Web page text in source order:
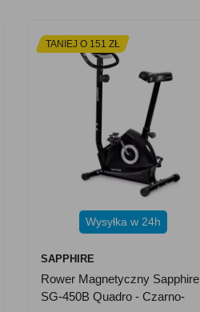
TANIEJ O 151 ZŁ
Wysyłka w 24h
SAPPHIRE
Rower Magnetyczny Sapphire
SG-450B Quadro - Czarno-